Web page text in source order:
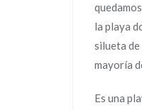
la playa
silueta de
mayoría
Es una